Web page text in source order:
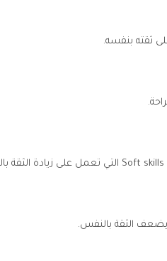
ثقته بنفسه.
يضعف الثقة بالنفس.